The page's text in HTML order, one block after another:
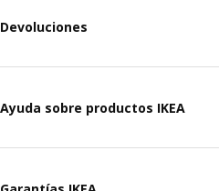
Devoluciones
Ayuda sobre productos IKEA